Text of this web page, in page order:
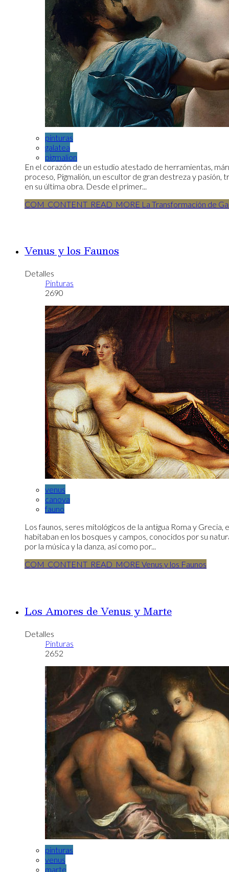
pinturas
galatea
pigmalion
En el corazón de un estudio atestado de herramientas,
proceso, Pigmalión, un escultor de gran destreza y pasión,
en su última obra. Desde el primer...
COM_CONTENT_READ_MORE La Transformación de
Venus y los Faunos
Detalles
Pinturas
2690
venus
canova
fauno
Los faunos, seres mitológicos de la antigua Roma y Grecia,
habitaban en los bosques y campos, conocidos por su
por la música y la danza, así como por...
COM_CONTENT_READ_MORE Venus y los Faunos
Los Amores de Venus y Marte
Detalles
Pinturas
2652
pinturas
venus
marte